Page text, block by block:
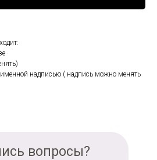
надписью ( надпись можно менять
вопросы?